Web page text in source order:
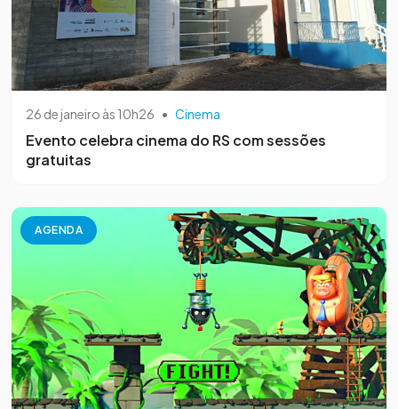
26 de janeiro às 10h26 • Cinema
Evento celebra cinema do RS com sessões
gratuitas
AGENDA